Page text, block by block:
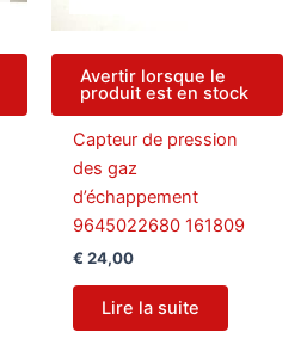
Avertir lorsque le
produit est en stock
Capteur de pression
des gaz
d’échappement
9645022680 161809
€ 24,00
Lire la suite